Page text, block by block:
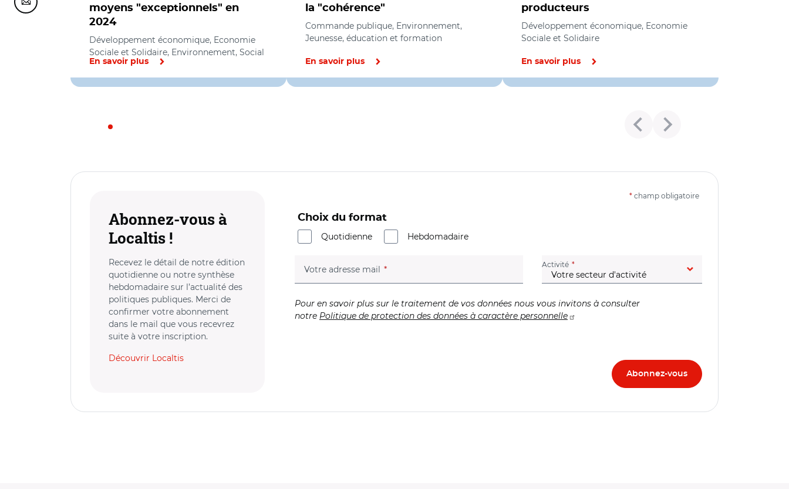
Partager cette page sur Courriel
moyens "exceptionnels" en
2024
Développement économique, Economie
Sociale et Solidaire, Environnement, Social
En savoir plus
la "cohérence"
Commande publique, Environnement,
Jeunesse, éducation et formation
En savoir plus
producteurs
Développement économique, Economie
Sociale et Solidaire
En savoir plus
Abonnez-vous à
Localtis !
Recevez le détail de notre édition
quotidienne ou notre synthèse
hebdomadaire sur l’actualité des
politiques publiques. Merci de
confirmer votre abonnement
dans le mail que vous recevrez
suite à votre inscription.
Découvrir Localtis
* champ obligatoire
Choix du format
Quotidienne
Hebdomadaire
Votre adresse mail (champ obligatoire) Activité (champ obligatoire)
Pour en savoir plus sur le traitement de vos données nous vous invitons à consulter
notre Politique de protection des données à caractère personnelle